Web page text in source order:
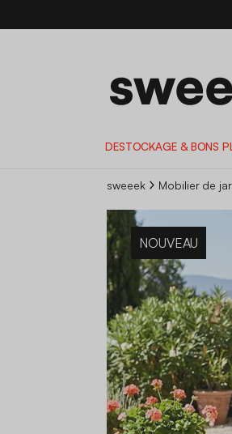
DESTOCKAGE & BONS
sweeek Mobilier de
NOUVEAU